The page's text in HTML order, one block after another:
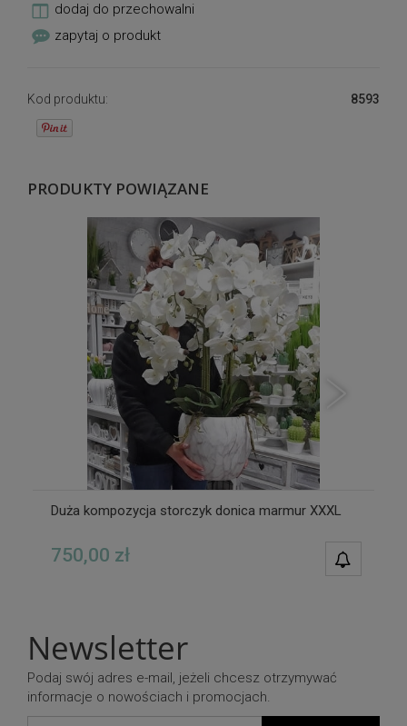
dodaj do przechowalni
zapytaj o produkt
Kod produktu: 8593
PRODUKTY POWIĄZANE
Duża kompozycja storczyk donica marmur XXXL
750,00 zł
Newsletter
Podaj swój adres e-mail, jeżeli chcesz otrzymywać
informacje o nowościach i promocjach.